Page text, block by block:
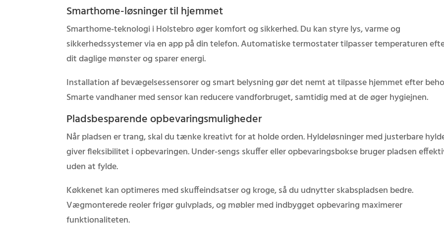
Smarthome-løsninger til hjemmet
Smarthome-teknologi i Holstebro øger komfort og sikkerhed. Du kan styre lys, varme og
sikkerhedssystemer via en app på din telefon. Automatiske termostater tilpasser temperaturen
dit daglige mønster og sparer energi.
Installation af bevægelsessensorer og smart belysning gør det nemt at tilpasse hjemmet efter
Smarte vandhaner med sensor kan reducere vandforbruget, samtidig med at de øger hygiejnen.
Pladsbesparende opbevaringsmuligheder
Når pladsen er trang, skal du tænke kreativt for at holde orden. Hyldeløsninger med justerbare
giver fleksibilitet i opbevaringen. Under-sengs skuffer eller opbevaringsbokse bruger pladsen
uden at fylde.
Køkkenet kan optimeres med skuffeindsatser og kroge, så du udnytter skabspladsen bedre.
Vægmonterede reoler frigør gulvplads, og møbler med indbygget opbevaring maximerer
funktionaliteten.